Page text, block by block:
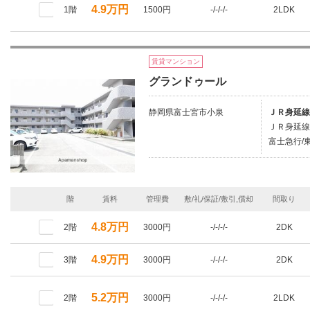
1階 4.9万円 1500円 -/-/-/- 2LDK
賃貸マンション
グランドゥール
静岡県富士宮市小泉
ＪＲ身延
ＪＲ身延
富士急行/
階 賃料 管理費 敷/礼/保証/敷引,償却 間取り
2階 4.8万円 3000円 -/-/-/- 2DK
3階 4.9万円 3000円 -/-/-/- 2DK
2階 5.2万円 3000円 -/-/-/- 2LDK